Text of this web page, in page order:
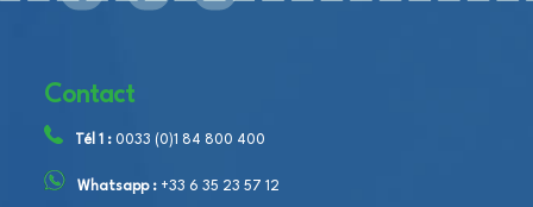
Contact
Tél 1 : 0033 (0)1 84 800 400
Whatsapp : +33 6 35 23 57 12